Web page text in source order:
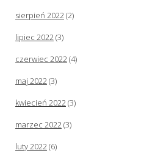
sierpień 2022(2)
lipiec 2022(3)
czerwiec 2022(4)
maj 2022(3)
kwiecień 2022(3)
marzec 2022(3)
luty 2022(6)